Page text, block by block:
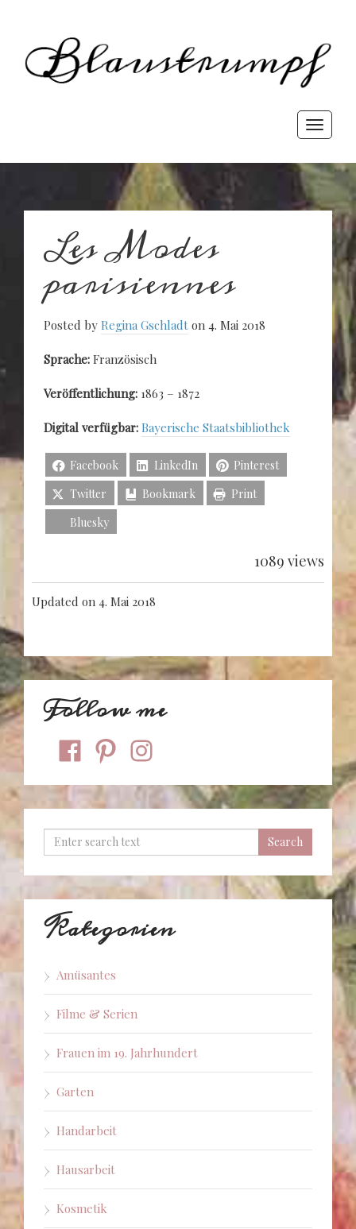
Toggle
Les Modes
parisiennes
Posted by Regina Gschladt on 4. Mai 2018
Sprache: Französisch
Veröffentlichung: 1863 – 1872
Digital verfügbar: Bayerische Staatsbibliothek
Facebook LinkedIn
Pinterest
Twitter
Bookmark
Print
Bluesky
1089 views
Updated on 4. Mai 2018
Follow me
facebookpinterestinstagram
Kategorien
Amüsantes
Filme & Serien
Frauen im 19. Jahrhundert
Garten
Handarbeit
Hausarbeit
Kosmetik